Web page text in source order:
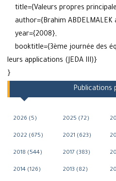
title={Valeurs propres
author={Brahim ABDELMALEK
year={2008},
booktitle={3ème journée des
leurs applications (JEDA III)}
}
Publications
2026 (5) 2025 (72)
2022 (675) 2021 (623)
2018 (544) 2017 (383)
2014 (126) 2013 (82)